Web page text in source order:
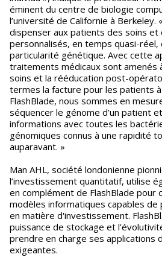
éminent du centre de biologie
l’université de Californie à
dispenser aux patients des soins
personnalisés, en temps quasi-
particularité génétique. Avec cette
traitements médicaux sont amenés
soins et la rééducation post-
termes la facture pour les patients à
FlashBlade, nous sommes en
séquencer le génome d’un patient
informations avec toutes les
génomiques connus à une rapidité
auparavant. »
Man AHL, société londonienne
l’investissement quantitatif, utilise
en complément de FlashBlade
modèles informatiques capables de
en matière d'investissement.
puissance de stockage et
prendre en charge ses applications
exigeantes.